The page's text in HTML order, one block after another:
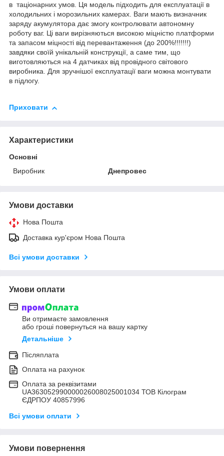
в таціонарних умов. Ця модель підходить для експлуатації в
холодильних і морозильних камерах. Ваги мають визначник
заряду акумулятора дає змогу контролювати автономну
роботу ваг. Ці ваги вирізняються високою міцністю платформи
та запасом міцності від перевантаження (до 200%!!!!!!!)
завдяки своїй унікальній конструкції, а саме тим, що
виготовляються на 4 датчиках від провідного світового
виробника. Для зручнішої експлуатації ваги можна монтувати
в підлогу.
Приховати
Характеристики
Основні
Виробник
Днепровес
Умови доставки
Нова Пошта
Доставка кур'єром Нова Пошта
Всі умови доставки
Умови оплати
Ви отримаєте замовлення
або гроші повернуться на вашу картку
Детальніше
Післяплата
Оплата на рахунок
Оплата за реквізитами
UA363052990000026008025001034 ТОВ Кілограм
ЄДРПОУ 40857996
Всі умови оплати
Умови повернення